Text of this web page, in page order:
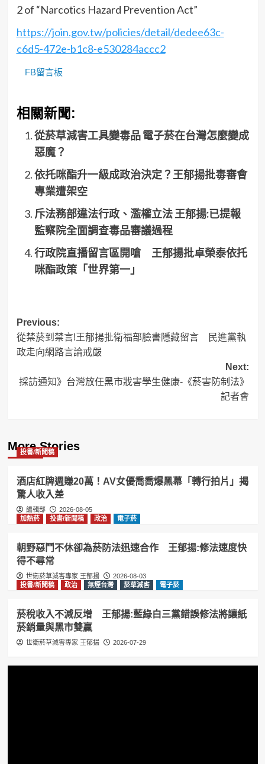
2 of “Narcotics Hazard Prevention Act”
https://join.gov.tw/policies/detail/dedee63c-
c6d5-472e-b1c8-e530284accc2
FB留言板
相關新聞:
從菸草減害工具變毒品 電子菸在台灣怎麼變成
惡魔？
依托咪酯升一級成政治決定？王郁揚批毒審會
專業遭架空
斥法務部違法行政、濫權立法 王郁揚:已提報
監察院全面調查毒品審議過程
行政院直播留言區開嗆 王郁揚批卓榮泰依托
咪酯政策「世界第一」
Post
navigation
Previous:
從禁菸到禁言!王郁揚批衛福部臉書隱藏留言 民進黨執
政走向網路言論戒嚴
Next:
採訪通知》台灣放任黑市戕害學生健康-《菸害防制法》
記者會
More Stories
投書/新聞稿
酒店紅牌週賺20萬！AV女優喬喬爆黑幕「轉行拍片」揭
驚人收入差
編輯部
2026-08-05
加熱菸
投書/新聞稿 政治 電子菸
朝野惡鬥不休卻為菸防法迅速合作 王郁揚:修法速度快
得不尋常
世衛菸草減害專家 王郁揚
2026-08-03
投書/新聞稿
政治 無煙台灣 菸草減害 電子菸
菸稅收入不減反增 王郁揚:藍綠白三黨錯誤修法將讓紙
菸銷量與黑市雙贏
世衛菸草減害專家 王郁揚 2026-07-29